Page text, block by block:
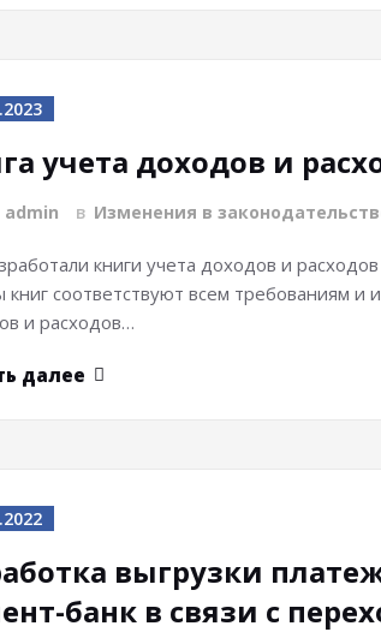
учета доходов и
admin в Изменения в
книги учета доходов и
соответствуют всем требованиям и
и расходов…
далее
выгрузки
банк в связи с